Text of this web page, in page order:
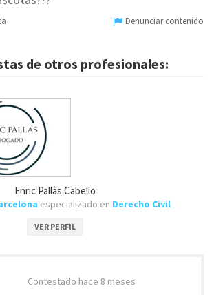
Denunciar contenido
de otros profesionales:
Enric Pallàs Cabello
especializado en Derecho Civil
VER PERFIL
Contestado hace 8 meses